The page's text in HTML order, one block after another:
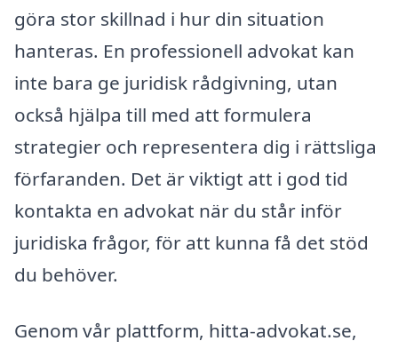
göra stor skillnad i hur din situation
hanteras. En professionell advokat kan
inte bara ge juridisk rådgivning, utan
också hjälpa till med att formulera
strategier och representera dig i rättsliga
förfaranden. Det är viktigt att i god tid
kontakta en advokat när du står inför
juridiska frågor, för att kunna få det stöd
du behöver.
Genom vår plattform, hitta-advokat.se,